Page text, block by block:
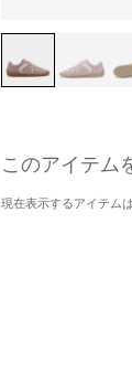
このアイテム
現在表示するアイテム